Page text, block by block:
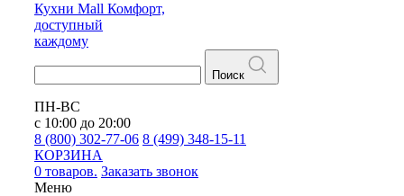
Кухни Mall Комфорт,
доступный
каждому
Поиск
ПН-ВС
с 10:00 до 20:00
8 (800) 302-77-06 8 (499) 348-15-11
КОРЗИНА
0 товаров. Заказать звонок
Меню